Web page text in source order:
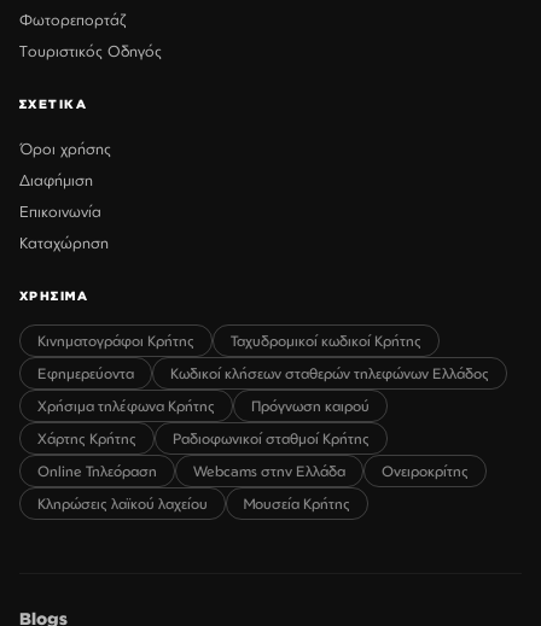
Φωτορεπορτάζ
Τουριστικός Οδηγός
ΣΧΕΤΙΚΑ
Όροι χρήσης
Διαφήμιση
Επικοινωνία
Καταχώρηση
ΧΡΗΣΙΜΑ
Κινηματογράφοι Κρήτης
Ταχυδρομικοί κωδικοί Κρήτης
Εφημερεύοντα
Κωδικοί κλήσεων σταθερών τηλεφώνων Ελλάδος
Χρήσιμα τηλέφωνα Κρήτης
Πρόγνωση καιρού
Χάρτης Κρήτης
Ραδιοφωνικοί σταθμοί Κρήτης
Online Τηλεόραση
Webcams στην Ελλάδα
Ονειροκρίτης
Κληρώσεις λαϊκού λαχείου
Μουσεία Κρήτης
Blogs